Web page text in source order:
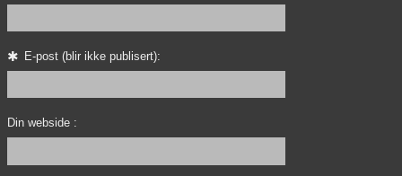
E-post (blir ikke publisert):
Din webside :